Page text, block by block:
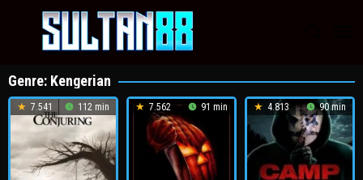
Genre: Kengerian
7.541 112 min 7.562 91 min 4.813 90 min